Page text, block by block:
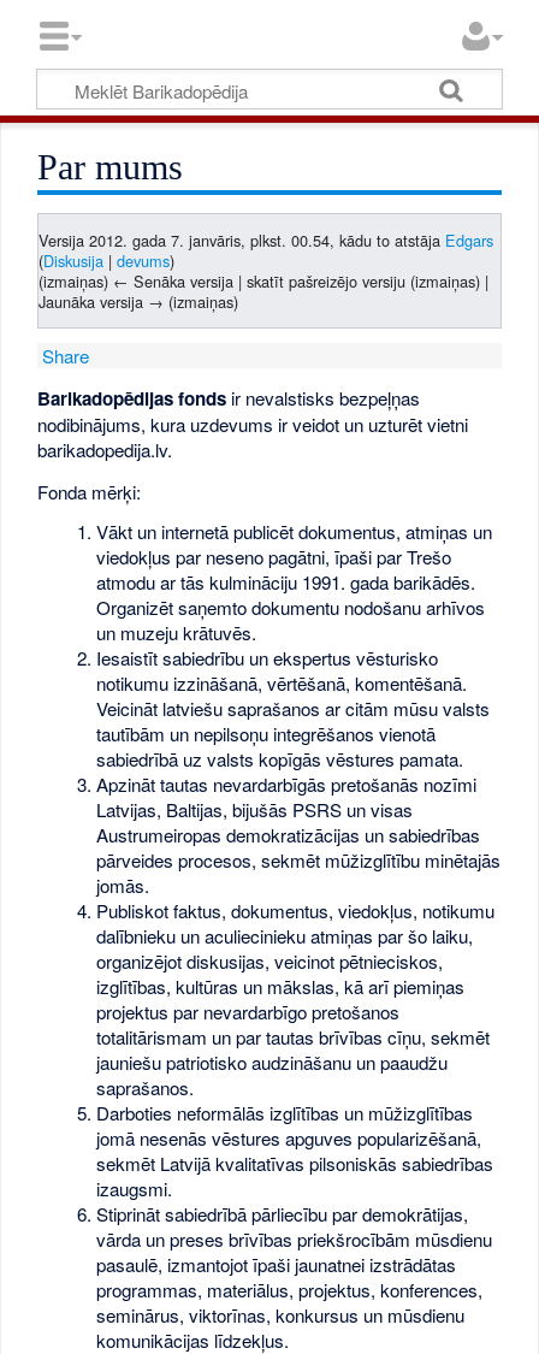
Par mums
Versija 2012. gada 7. janvāris, plkst. 00.54, kādu to atstāja Edgars
(Diskusija |devums)
(izmaiņas) ← Senāka versija | skatīt pašreizējo versiju (izmaiņas) |
Jaunāka versija → (izmaiņas)
Share
Barikadopēdijas fonds ir nevalstisks bezpeļņas
nodibinājums, kura uzdevums ir veidot un uzturēt vietni
barikadopedija.lv.
Fonda mērķi:
Vākt un internetā publicēt dokumentus, atmiņas un
viedokļus par neseno pagātni, īpaši par Trešo
atmodu ar tās kulmināciju 1991. gada barikādēs.
Organizēt saņemto dokumentu nodošanu arhīvos
un muzeju krātuvēs.
Iesaistīt sabiedrību un ekspertus vēsturisko
notikumu izzināšanā, vērtēšanā, komentēšanā.
Veicināt latviešu saprašanos ar citām mūsu valsts
tautībām un nepilsoņu integrēšanos vienotā
sabiedrībā uz valsts kopīgās vēstures pamata.
Apzināt tautas nevardarbīgās pretošanās nozīmi
Latvijas, Baltijas, bijušās PSRS un visas
Austrumeiropas demokratizācijas un sabiedrības
pārveides procesos, sekmēt mūžizglītību minētajās
jomās.
Publiskot faktus, dokumentus, viedokļus, notikumu
dalībnieku un aculiecinieku atmiņas par šo laiku,
organizējot diskusijas, veicinot pētnieciskos,
izglītības, kultūras un mākslas, kā arī piemiņas
projektus par nevardarbīgo pretošanos
totalitārismam un par tautas brīvības cīņu, sekmēt
jauniešu patriotisko audzināšanu un paaudžu
saprašanos.
Darboties neformālās izglītības un mūžizglītības
jomā nesenās vēstures apguves popularizēšanā,
sekmēt Latvijā kvalitatīvas pilsoniskās sabiedrības
izaugsmi.
Stiprināt sabiedrībā pārliecību par demokrātijas,
vārda un preses brīvības priekšrocībām mūsdienu
pasaulē, izmantojot īpaši jaunatnei izstrādātas
programmas, materiālus, projektus, konferences,
seminārus, viktorīnas, konkursus un mūsdienu
komunikācijas līdzekļus.